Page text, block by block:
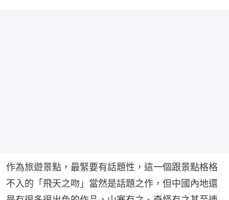
作為旅遊景點，最緊要有話題性，這一個跟景點格格
不入的「飛天之吻」當然是話題之作，但中國內地還